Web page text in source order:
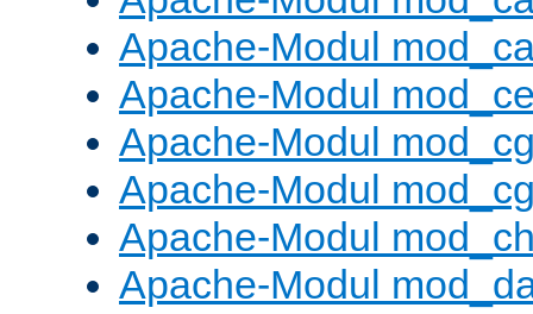
Apache-Modul
Apache-Modul
Apache-Modul
Apache-Modul
Apache-Modul
Apache-Modul